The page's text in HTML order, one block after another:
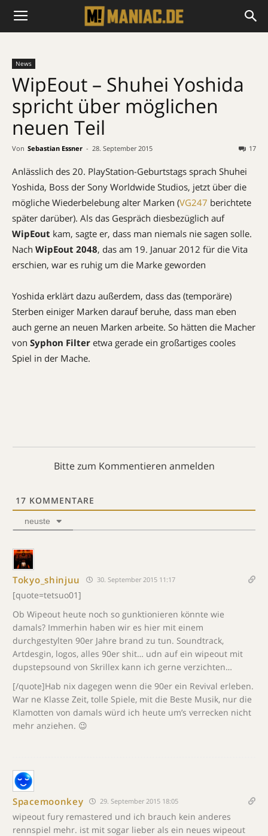
News
WipEout – Shuhei Yoshida
spricht über möglichen
neuen Teil
Von Sebastian Essner - 28. September 2015 17
Anlässlich des 20. PlayStation-Geburtstags sprach Shuhei
Yoshida, Boss der Sony Worldwide Studios, jetzt über die
mögliche Wiederbelebung alter Marken (VG247 berichtete
später darüber). Als das Gespräch diesbezüglich auf
WipEout kam, sagte er, dass man niemals nie sagen solle.
Nach WipEout 2048, das am 19. Januar 2012 für die Vita
erschien, war es ruhig um die Marke geworden
Yoshida erklärt dazu außerdem, dass das (temporäre)
Sterben einiger Marken darauf beruhe, dass man eben
auch gerne an neuen Marken arbeite. So hätten die Macher
von Syphon Filter etwa gerade ein großartiges cooles
Spiel in der Mache.
Bitte zum Kommentieren anmelden
17 KOMMENTARE
neuste
Tokyo_shinjuu 30. September 2015 11:17
[quote=tetsuo01]
Ob Wipeout heute noch so gunktionieren könnte wie
damals? Immerhin haben wir es hier mit einem
durchgestylten 90er Jahre brand zu tun. Soundtrack,
Artdesgin, logos, alles 90er shit… udn auf ein wipeout mit
dupstepsound von Skrillex kann ich gerne verzichten…
[/quote]Hab nix dagegen wenn die 90er ein Revival erleben.
War ne Klasse Zeit, tolle Spiele, mit die Beste Musik, nur die
Klamotten von damals würd ich heute um’s verrecken nicht
mehr anziehen. 😉
Spacemoonkey 29. September 2015 18:05
wipeout fury remastered und ich brauch kein anderes
rennspiel mehr. ist mit sogar lieber als ein neues wipeout